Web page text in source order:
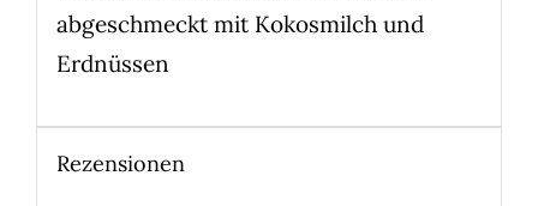
abgeschmeckt mit Kokosmilch und
Erdnüssen
Rezensionen